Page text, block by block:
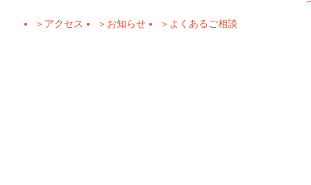
＞ アクセス ＞ お知らせ ＞ よくあるご相談